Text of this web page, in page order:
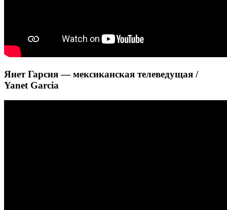
Янет Гарсия — мексиканская телеведущая /
Yanet Garcia